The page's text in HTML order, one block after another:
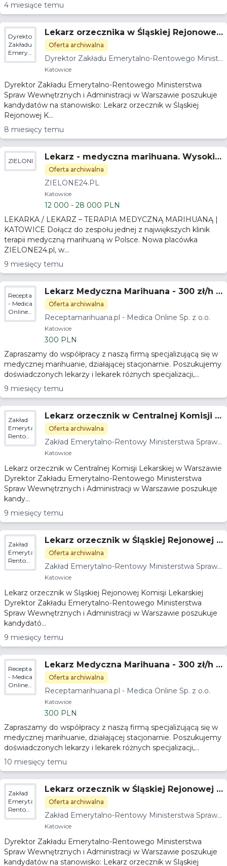
4 miesiące temu
Dyrektor
Zakładu
Emerytalno-
Rentowego
Ministerstwa
Wewnętrznych
i
Administracji
Lekarz orzecznika w Śląskiej Rejonowej
Komisji Lekarskiej w Katowicach
Oferta archiwalna
Dyrektor Zakładu Emerytalno-Rentowego Ministe
rstwa Spraw Wewnętrznych i Administracji
Katowice
Dyrektor Zakładu Emerytalno-Rentowego Ministerstwa
Spraw Wewnętrznych i Administracji w Warszawie poszukuje
kandydatów na stanowisko: Lekarz orzecznik w Śląskiej
Rejonowej K...
8 miesięcy temu
ZIELONE24.PLLekarz - medyczna marihuana. Wysokie
zarobki, świetna atmosfera - gabinet Kat
owice ZIELONE24.pl
Oferta archiwalna
ZIELONE24.PL
Katowice
12 000 - 28 000 PLN
LEKARKA / LEKARZ – TERAPIA MEDYCZNĄ MARIHUANĄ |
KATOWICE Dołącz do zespołu jednej z największych klinik
terapii medyczną marihuaną w Polsce. Nowa placówka
ZIELONE24.pl, w...
9 miesięcy temu
Receptamarihuana.pl
- Medica
Online
Sp. z
Lekarz Medyczna Marihuana - 300 zł/h -
Gwarancja godzin
Oferta archiwalna
Receptamarihuana.pl - Medica Online Sp. z o.o.
Katowice
300 PLN
Zapraszamy do współpracy z naszą firmą specjalizującą się w
medycznej marihuanie, działającej stacjonarnie. Poszukujemy
doświadczonych lekarzy i lekarek różnych specjalizacji,...
9 miesięcy temu
Zakład
Emerytalno-
Rentowy
Ministerstwa
i
Administracji
Lekarz orzecznik w Centralnej Komisji L
ekarskiej w Warszawie
Oferta archiwalna
Zakład Emerytalno-Rentowy Ministerstwa Spraw
Wewnętrznych i Administracji
Katowice
Lekarz orzecznik w Centralnej Komisji Lekarskiej w Warszawie
Dyrektor Zakładu Emerytalno-Rentowego Ministerstwa
Spraw Wewnętrznych i Administracji w Warszawie poszukuje
kandy...
9 miesięcy temu
Zakład
Emerytalno-
Rentowy
Ministerstwa
i
Administracji
Lekarz orzecznik w Śląskiej Rejonowej K
omisji Lekarskiej
Oferta archiwalna
Zakład Emerytalno-Rentowy Ministerstwa Spraw
Wewnętrznych i Administracji
Katowice
Lekarz orzecznik w Śląskiej Rejonowej Komisji Lekarskiej
Dyrektor Zakładu Emerytalno-Rentowego Ministerstwa
Spraw Wewnętrznych i Administracji w Warszawie poszukuje
kandydató...
9 miesięcy temu
Receptamarihuana.pl
- Medica
Online
Sp. z
Lekarz Medyczna Marihuana - 300 zł/h -
Gwarancja godzin
Oferta archiwalna
Receptamarihuana.pl - Medica Online Sp. z o.o.
Katowice
300 PLN
Zapraszamy do współpracy z naszą firmą specjalizującą się w
medycznej marihuanie, działającej stacjonarnie. Poszukujemy
doświadczonych lekarzy i lekarek różnych specjalizacji,...
10 miesięcy temu
Zakład
Emerytalno-
Rentowy
Ministerstwa
i
Administracji
Lekarz orzecznik w Śląskiej Rejonowej K
omisji Lekarskiej
Oferta archiwalna
Zakład Emerytalno-Rentowy Ministerstwa Spraw
Wewnętrznych i Administracji
Katowice
Dyrektor Zakładu Emerytalno-Rentowego Ministerstwa
Spraw Wewnętrznych i Administracji w Warszawie poszukuje
kandydatów na stanowisko: Lekarz orzecznik w Śląskiej